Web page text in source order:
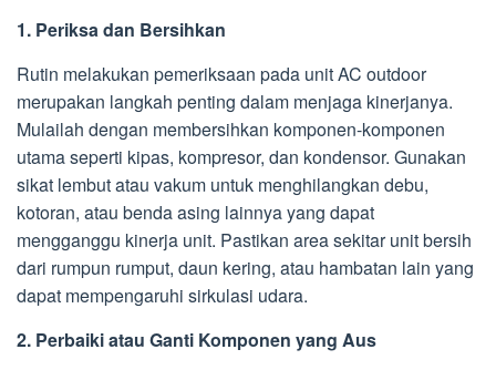
1. Periksa dan Bersihkan
Rutin melakukan pemeriksaan pada unit AC outdoor
merupakan langkah penting dalam menjaga kinerjanya.
Mulailah dengan membersihkan komponen-komponen
utama seperti kipas, kompresor, dan kondensor. Gunakan
sikat lembut atau vakum untuk menghilangkan debu,
kotoran, atau benda asing lainnya yang dapat
mengganggu kinerja unit. Pastikan area sekitar unit bersih
dari rumpun rumput, daun kering, atau hambatan lain yang
dapat mempengaruhi sirkulasi udara.
2. Perbaiki atau Ganti Komponen yang Aus